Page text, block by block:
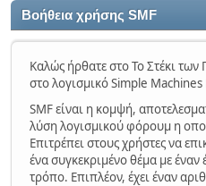
Βοήθεια χρήσης SMF
Καλώς ήρθατε στο Το Στέκι
στο λογισμικό Simple
SMF είναι η κομψή,
λύση λογισμικού φόρουμ η
Επιτρέπει στους χρήστες να
ένα συγκεκριμένο θέμα με
τρόπο. Επιπλέον, έχει έναν